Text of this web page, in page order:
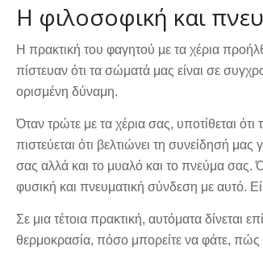
Η φιλοσοφική και
Η πρακτική του φαγητού με τα χέρια
πίστευαν ότι τα σώματά μας είναι σε
ορισμένη δύναμη.
Όταν τρώτε με τα χέρια σας, υποτίθεται
πιστεύεται ότι βελτιώνει τη συνείδησή
σας αλλά και το μυαλό και το πνεύμα σας.
φυσική και πνευματική σύνδεση με αυτό.
Σε μια τέτοια πρακτική, αυτόματα δίνεται
θερμοκρασία, πόσο μπορείτε να φάτε, πώς